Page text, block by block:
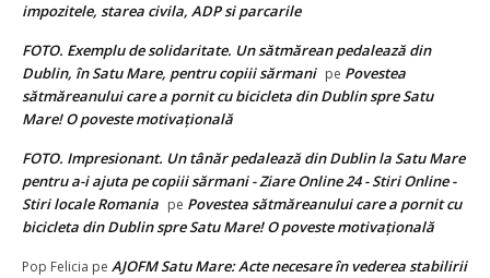
impozitele, starea civila, ADP si parcarile
FOTO. Exemplu de solidaritate. Un sătmărean pedalează din
Dublin, în Satu Mare, pentru copiii sărmani pe Povestea
sătmăreanului care a pornit cu bicicleta din Dublin spre Satu
Mare! O poveste motivațională
FOTO. Impresionant. Un tânăr pedalează din Dublin la Satu Mare
pentru a-i ajuta pe copiii sărmani - Ziare Online 24 - Stiri Online -
Stiri locale Romania pe Povestea sătmăreanului care a pornit cu
bicicleta din Dublin spre Satu Mare! O poveste motivațională
Pop Felicia pe AJOFM Satu Mare: Acte necesare în vederea stabilirii